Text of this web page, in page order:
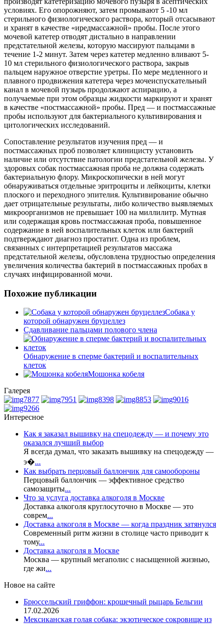
условиях. Его опорожняют, затем промывают 5 -10 мл
стерильного физиологического раствора, который отсасывают
и хранят в качестве «иредмассажной» пробы. После этого
мочевой катетер отводят дистально в направлении
предстательной железы, которую массируют пальцами в
течение 1-2 минут. Затем через катетер медленно вливают 5-
10 мл стерильного физиологического раствора, закрыв
пальцем наружное отверстие уретры. По мере медленного и
плавного продвижения катетера через мочеиспускательный
канал в мочевой пузырь продолжают аспирацию, а
получаемые при этом образцы жидкости маркируют и хранят
в качестве «постмассажной» пробы. Пред — и постмассажные
пробы используют для бактериального культивирования и
цитологических исследований.
Сопоставление результатов изучения пред — и
постмассажных проб позволяет клиницисту установить
наличие или отсутствие патологии предстательной железы. У
здоровых собак постмассажная проба не должна содержать
бактериальную флору. Микроскопически в ней могут
обнаруживаться отдельные эритроциты и лейкоциты, клетки
плоского и переходного эпителия. Культивирование обычно
дает отрицательные результаты, либо количество выявляемых
микроорганизмов не превышает 100 на миллилитр. Мутная
или содержащая кровь постмассажная проба, повышенное
содержание в ней воспалительных клеток или бактерий
подтверждают диагноз простатит. Одна из проблем,
связанных с интерпретацией результатов массажа
предстательной железы, обусловлена трудностью определения
увеличения количества бактерий в постмассажных пробах в
случаях инфицированной мочи.
Похожие публикации
Собака у
которой обнаружен бруцеллез
Сдавливание пальцами полового члена
Обнаружение в сперме бактерий и воспалительных
клеток
Мошонка кобеля
Галерея
Интересное
Как я заказал вышивку на спецодежду — и почему это
оказался лучший выбор
Я всегда думал, что заказать вышивку на спецодежду —
э�...
Как выбрать перцовый баллончик для самообороны
Перцовый баллончик — эффективное средство
самозащиты...
Что за услуга доставка алкоголя в Москве
Доставка алкоголя круглосуточно в Москве — это
соврем...
Доставка алкоголя в Москве — когда праздник затянулся
Современный ритм жизни в столице часто приводит к
тому...
Доставка алкоголя в Москве
Москва — крупный мегаполис с насыщенной жизнью,
где жи...
Новое на сайте
Брюссельский гриффон: крошечный рыцарь Бельгии
17.02.2026
Мексиканская голая собака: экзотическое сокровище из